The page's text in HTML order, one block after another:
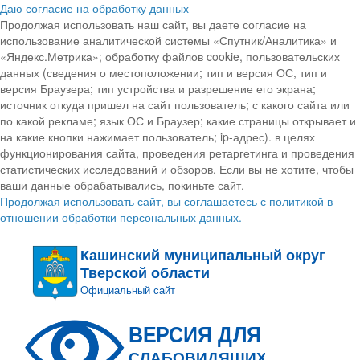
Даю согласие на обработку данных
Продолжая использовать наш сайт, вы даете согласие на
использование аналитической системы «Спутник/Аналитика» и
«Яндекс.Метрика»; обработку файлов cookie, пользовательских
данных (сведения о местоположении; тип и версия ОС, тип и
версия Браузера; тип устройства и разрешение его экрана;
источник откуда пришел на сайт пользователь; с какого сайта или
по какой рекламе; язык ОС и Браузер; какие страницы открывает и
на какие кнопки нажимает пользователь; ip-адрес). в целях
функционирования сайта, проведения ретаргетинга и проведения
статистических исследований и обзоров. Если вы не хотите, чтобы
ваши данные обрабатывались, покиньте сайт.
Продолжая использовать сайт, вы соглашаетесь с политикой в
отношении обработки персональных данных.